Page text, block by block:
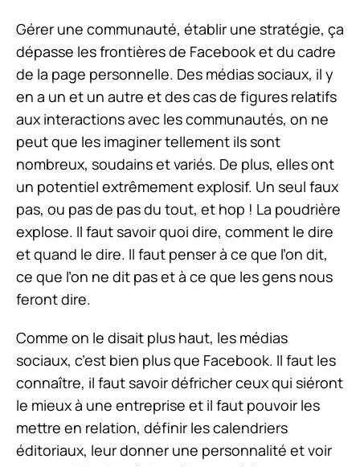
Gérer une communauté, établir une stratégie, ça
dépasse les frontières de Facebook et du cadre
de la page personnelle. Des médias sociaux, il y
en a un et un autre et des cas de figures relatifs
aux interactions avec les communautés, on ne
peut que les imaginer tellement ils sont
nombreux, soudains et variés. De plus, elles ont
un potentiel extrêmement explosif. Un seul faux
pas, ou pas de pas du tout, et hop ! La poudrière
explose. Il faut savoir quoi dire, comment le dire
et quand le dire. Il faut penser à ce que l’on dit,
ce que l’on ne dit pas et à ce que les gens nous
feront dire.
Comme on le disait plus haut, les médias
sociaux, c’est bien plus que Facebook. Il faut les
connaître, il faut savoir défricher ceux qui siéront
le mieux à une entreprise et il faut pouvoir les
mettre en relation, définir les calendriers
éditoriaux, leur donner une personnalité et voir